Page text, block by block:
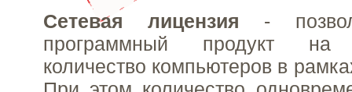
Сетевая лицензия -
программный продукт на
количество компьютеров в